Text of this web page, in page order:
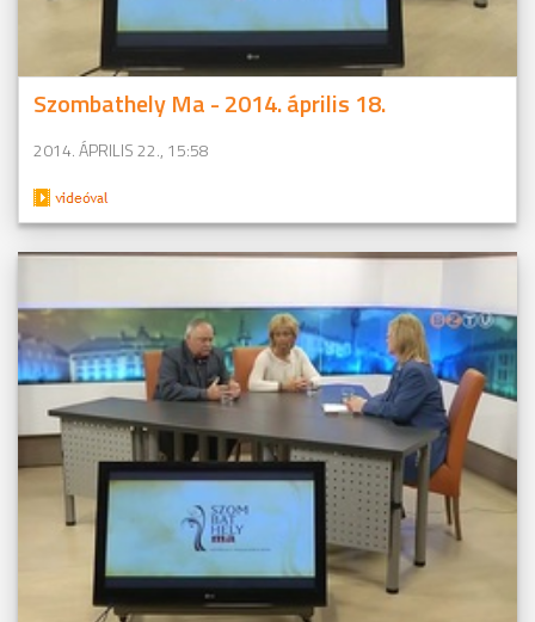
Szombathely Ma - 2014. április 18.
2014. ÁPRILIS 22., 15:58